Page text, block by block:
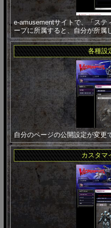
e-amusementサイトで、「ステ
ープに所属すると、自分が所属
各種設
自分のページの公開設定が変更
カスタマ